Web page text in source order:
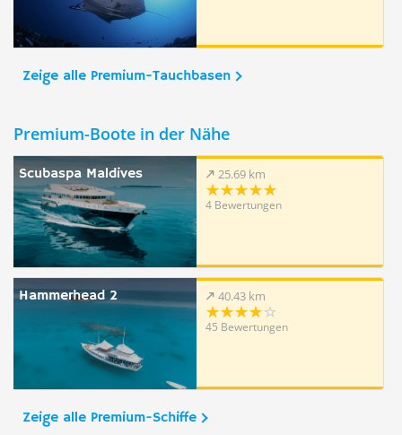
Zeige alle Premium-Tauchbasen
Premium-Boote in der Nähe
Scubaspa Maldives 25.69 km
4 Bewertungen
Hammerhead 2 40.43 km
45 Bewertungen
Zeige alle Premium-Schiffe